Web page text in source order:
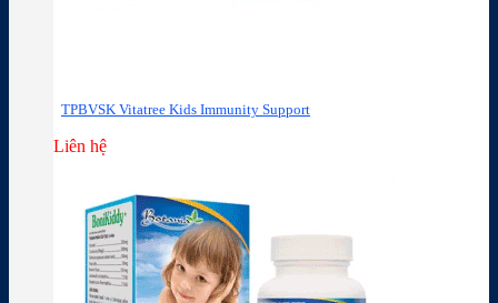
TPBVSK Vitatree Kids Immunity Support
Liên hệ